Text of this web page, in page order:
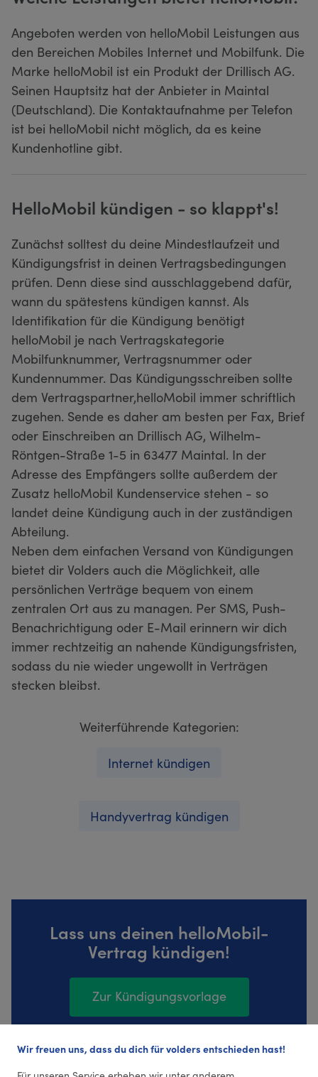
Angeboten werden von helloMobil Leistungen aus
den Bereichen Mobiles Internet und Mobilfunk. Die
Marke helloMobil ist ein Produkt der Drillisch AG.
Seinen Hauptsitz hat der Anbieter in Maintal
(Deutschland). Die Kontaktaufnahme per Telefon
ist bei helloMobil nicht möglich, da es keine
Kundenhotline gibt.
HelloMobil kündigen - so klappt's!
Zunächst solltest du deine Mindestlaufzeit und
Kündigungsfrist in deinen Vertragsbedingungen
prüfen. Denn diese sind ausschlaggebend dafür,
wann du spätestens kündigen kannst. Als
Identifikation für die Kündigung benötigt
helloMobil je nach Vertragskategorie
Mobilfunknummer, Vertragsnummer oder
Kundennummer. Das Kündigungsschreiben sollte
dem Vertragspartner,helloMobil immer schriftlich
zugehen. Sende es daher am besten per Fax, Brief
oder Einschreiben an Drillisch AG, Wilhelm-
Röntgen-Straße 1-5 in 63477 Maintal. In der
Adresse des Empfängers sollte außerdem der
Zusatz helloMobil Kundenservice stehen - so
landet deine Kündigung auch in der zuständigen
Abteilung.
Neben dem einfachen Versand von Kündigungen
bietet dir Volders auch die Möglichkeit, alle
persönlichen Verträge bequem von einem
zentralen Ort aus zu managen. Per SMS, Push-
Benachrichtigung oder E-Mail erinnern wir dich
immer rechtzeitig an nahende Kündigungsfristen,
sodass du nie wieder ungewollt in Verträgen
stecken bleibst.
Weiterführende Kategorien:
Internet kündigen
Handyvertrag kündigen
Lass uns deinen helloMobil-
Vertrag kündigen!
Zur Kündigungsvorlage
362 Bewertungen (4,37 Durchschnitt)
Wir freuen uns, dass du dich für volders entschieden hast!